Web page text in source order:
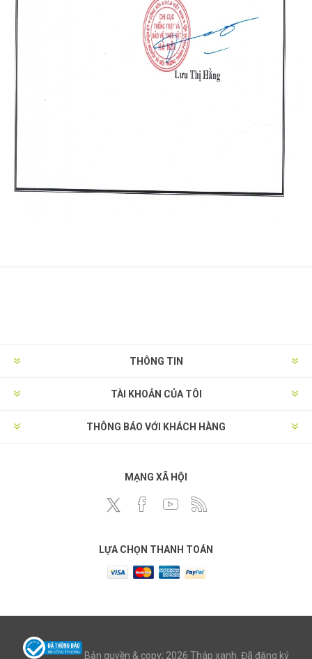
THÔNG TIN
TÀI KHOẢN CỦA TÔI
THÔNG BÁO VỚI KHÁCH HÀNG
MẠNG XÃ HỘI
LỰA CHỌN THANH TOÁN
Bản quyền & copy; 2026 Tháp xanh. Đã đăng ký